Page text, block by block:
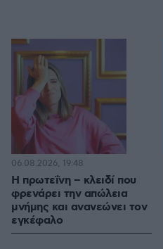
Η πρωτεΐνη – κλειδί που
φρενάρει την απώλεια
μνήμης και ανανεώνει τον
εγκέφαλο
06.08.2026, 19:48